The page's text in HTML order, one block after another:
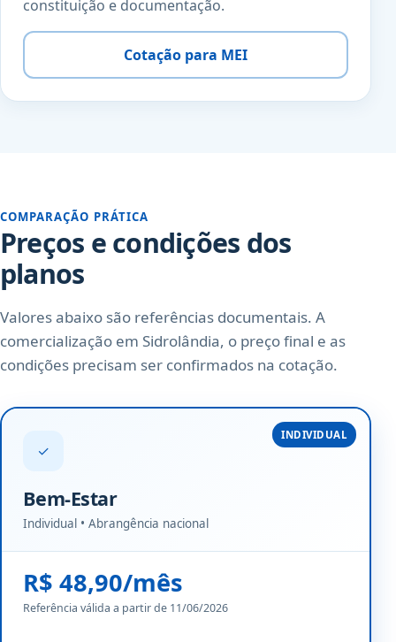
constituição e documentação.
Cotação para MEI
COMPARAÇÃO PRÁTICA
Preços e condições dos
planos
Valores abaixo são referências documentais. A
comercialização em Sidrolândia, o preço final e as
condições precisam ser confirmados na cotação.
INDIVIDUAL
✓
Bem-Estar
Individual • Abrangência nacional
R$ 48,90/mês
Referência válida a partir de 11/06/2026